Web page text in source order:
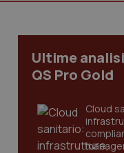
Ultime
QS Pro Gold
Cloud